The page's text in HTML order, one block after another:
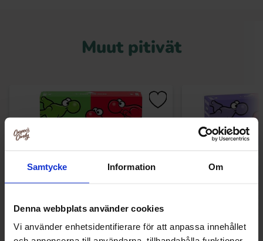
Samtycke Information Om
Denna webbplats använder cookies
Vi använder enhetsidentifierare för att anpassa innehållet
Muut pitivät
Nerds Watermelon & Cherry 46g Nerds Grape-